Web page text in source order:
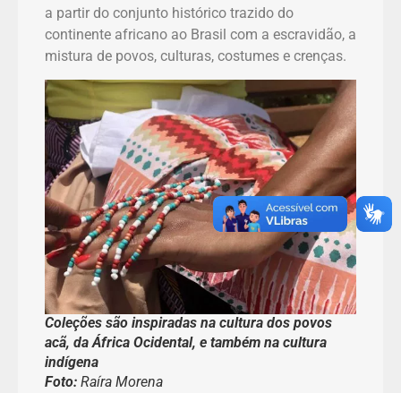
a partir do conjunto histórico trazido do
continente africano ao Brasil com a escravidão, a
mistura de povos, culturas, costumes e crenças.
Coleções são inspiradas na cultura dos povos
acã, da África Ocidental, e também na cultura
indígena
Foto: Raíra Morena